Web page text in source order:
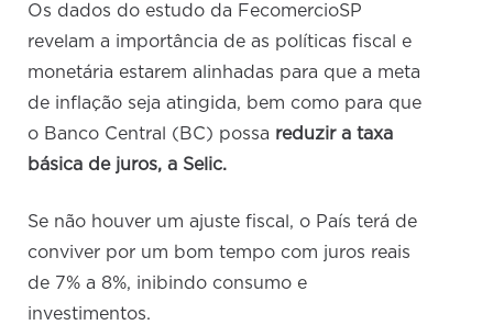
Os dados do estudo da FecomercioSP
revelam a importância de as políticas fiscal e
monetária estarem alinhadas para que a meta
de inflação seja atingida, bem como para que
o Banco Central (BC) possa reduzir a taxa
básica de juros, a Selic.
Se não houver um ajuste fiscal, o País terá de
conviver por um bom tempo com juros reais
de 7% a 8%, inibindo consumo e
investimentos.